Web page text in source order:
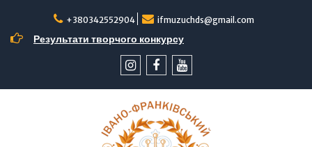
вмісту
+380342552904 ifmuzuchds@gmail.com
Результати творчого конкурсу